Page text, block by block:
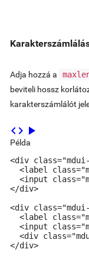
Adja hozzá a
beviteli hossz
karakterszámlálót
code play_arrow
Példa
<div
<label
<input
</div>
<div
<label
<input
<div
</div>